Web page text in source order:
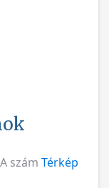
szám Térkép